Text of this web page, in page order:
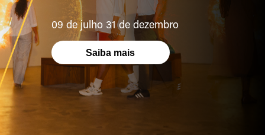
09 de julho 31 de dezembro
Saiba mais